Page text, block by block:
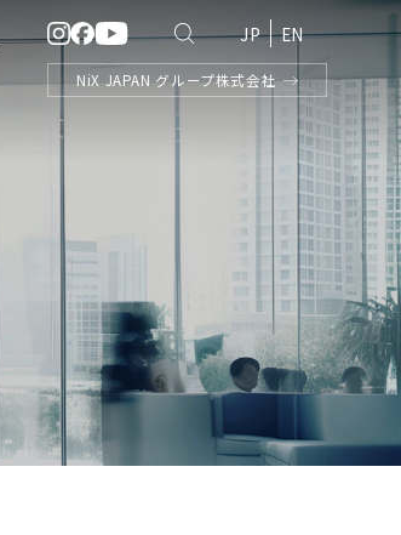
EN
JP
NiX JAPAN グループ株式会社